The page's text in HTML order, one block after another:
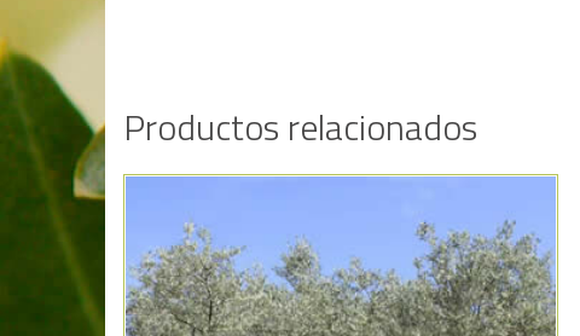
Productos relacionados